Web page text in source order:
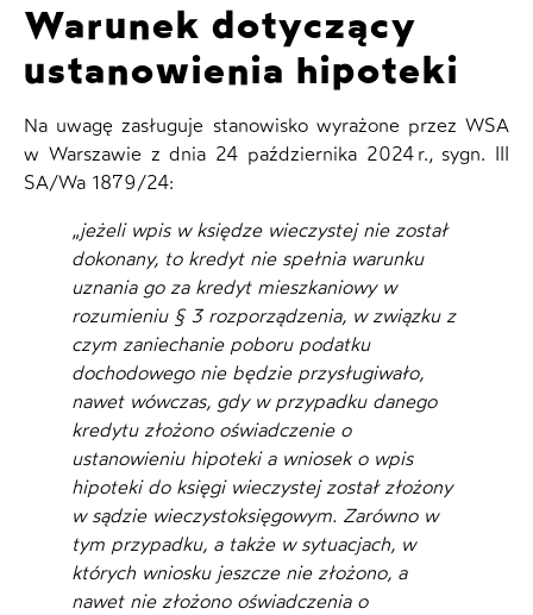
Warunek dotyczący
ustanowienia hipoteki
Na uwagę zasługuje stanowisko wyrażone przez WSA
w Warszawie z dnia 24 października 2024 r., sygn. III
SA/Wa 1879/24:
„jeżeli wpis w księdze wieczystej nie został
dokonany, to kredyt nie spełnia warunku
uznania go za kredyt mieszkaniowy w
rozumieniu § 3 rozporządzenia, w związku z
czym zaniechanie poboru podatku
dochodowego nie będzie przysługiwało,
nawet wówczas, gdy w przypadku danego
kredytu złożono oświadczenie o
ustanowieniu hipoteki a wniosek o wpis
hipoteki do księgi wieczystej został złożony
w sądzie wieczystoksięgowym. Zarówno w
tym przypadku, a także w sytuacjach, w
których wniosku jeszcze nie złożono, a
nawet nie złożono oświadczenia o